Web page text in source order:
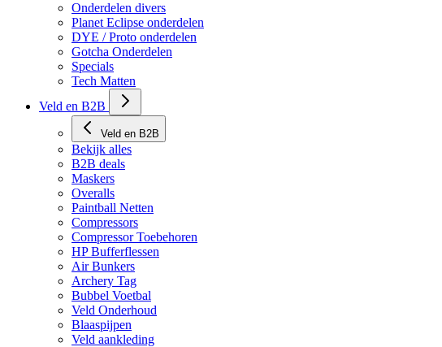
Onderdelen divers
Planet Eclipse onderdelen
DYE / Proto onderdelen
Gotcha Onderdelen
Specials
Tech Matten
Veld en B2B
Veld en B2B
Bekijk alles
B2B deals
Maskers
Overalls
Paintball Netten
Compressors
Compressor Toebehoren
HP Bufferflessen
Air Bunkers
Archery Tag
Bubbel Voetbal
Veld Onderhoud
Blaaspijpen
Veld aankleding